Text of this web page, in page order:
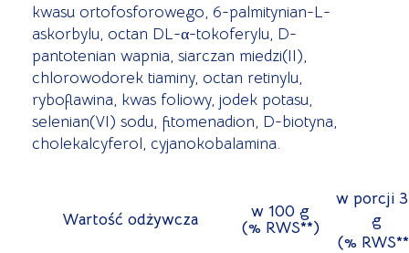
kwasu ortofosforowego, 6-palmitynian-L-
askorbylu, octan DL-α-tokoferylu, D-
pantotenian wapnia, siarczan miedzi(II),
chlorowodorek tiaminy, octan retinylu,
ryboflawina, kwas foliowy, jodek potasu,
selenian(VI) sodu, fitomenadion, D-biotyna,
cholekalcyferol, cyjanokobalamina.
Wartość odżywcza
w 100 g
(% RWS**)
w porcji
g
(%